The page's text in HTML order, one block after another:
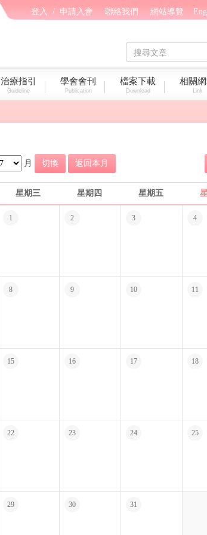
登入 / 申請入會 聯絡我們 網站導覽
治療指引
Guideline
學會會刊
Publication
檔案下載
Download
相關
Link
月 切換 返回本月
星期三 星期四 星期五
1 2 3 4
8 9 10 11
15 16 17 18
22 23 24 25
29 30 31